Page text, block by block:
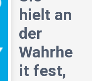
hielt an
der
Wahrhe
it fest,